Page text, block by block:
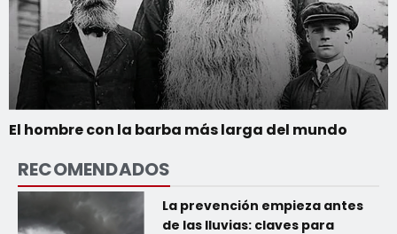
El hombre con la barba más larga del mundo
RECOMENDADOS
La prevención empieza antes
de las lluvias: claves para